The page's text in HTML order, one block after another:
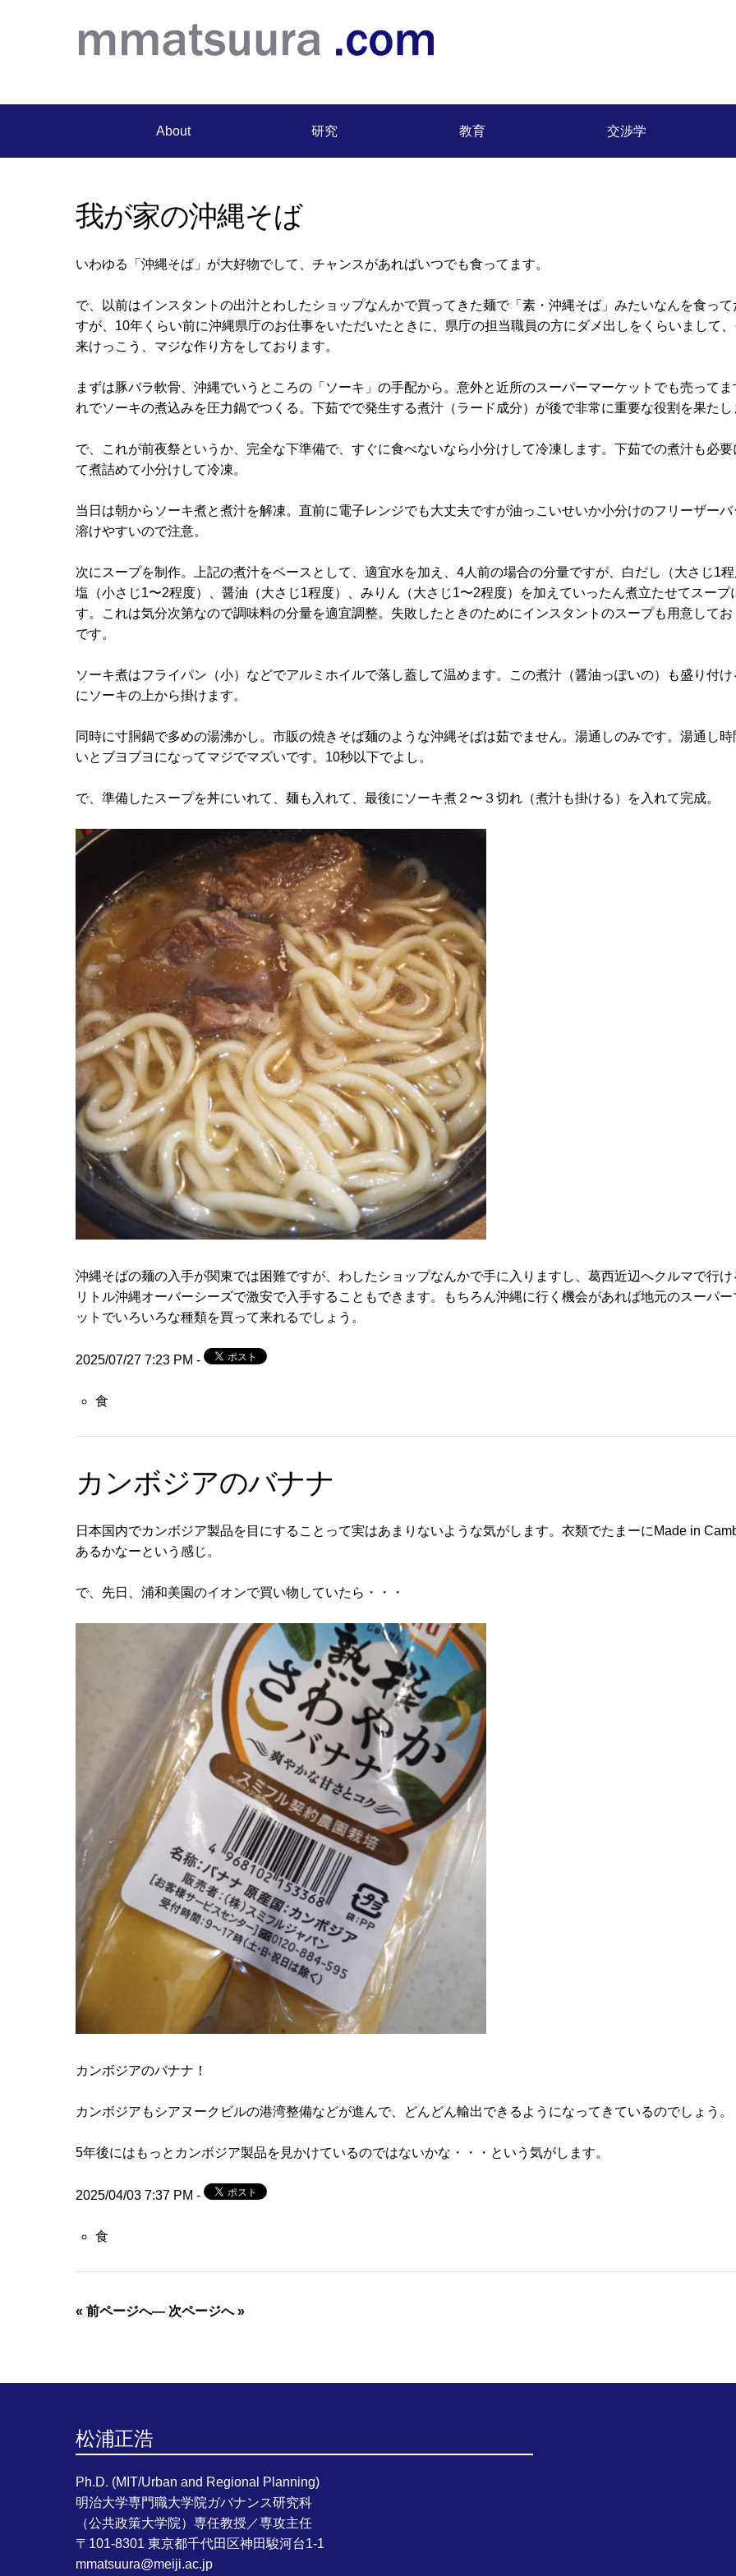
About 研究 教育 交渉学
我が家の沖縄そば
いわゆる「沖縄そば」が大好物でして、チャンスがあればいつでも食ってます。
で、以前はインスタントの出汁と わしたショップなんかで買ってきた麺で「素・沖縄そば」みたいなんを食って
すが、10年くらい前に沖縄県庁のお仕事をいただいたときに、県庁の担当職員の方にダメ出しをくらいまして
来けっこう、マジな作り方をしております。
まずは豚バラ軟骨、沖縄でいうところの「ソーキ」の手配から。意外と近所のスーパーマーケットでも売ってま
れでソーキの煮込みを圧力鍋でつくる。下茹でで発生する煮汁（ラード成分）が後で非常に重要な役割を果たし
で、これが前夜祭というか、完全な下準備で、すぐに食べないなら小分けして冷凍します。下茹での煮汁も必要
て煮詰めて小分けして冷凍。
当日は朝からソーキ煮と煮汁を解凍。直前に電子レンジでも大丈夫ですが油っこいせいか小分けのフリーザーバ
溶けやすいので注意。
次にスープを制作。上記の煮汁をベースとして、適宜水を加え、4人前の場合の分量ですが、白だし（大さじ1
塩（小さじ1〜2程度）、醤油（大さじ1程度）、みりん（大さじ1〜2程度）を加えていったん煮立たせてスープ
す。これは気分次第なので調味料の分量を適宜調整。失敗したときのためにインスタントのスープも用意してお
です。
ソーキ煮はフライパン（小）などでアルミホイルで落し蓋して温めます。この煮汁（醤油っぽいの）も盛り付け
にソーキの上から掛けます。
同時に寸胴鍋で多めの湯沸かし。市販の焼きそば麺のような沖縄そばは茹でません。湯通しのみです。湯通し時
いとブヨブヨになってマジでマズいです。10秒以下でよし。
で、準備したスープを丼にいれて、麺も入れて、最後にソーキ煮２〜３切れ（煮汁も掛ける）を入れて完成。
沖縄そばの麺の入手が関東では困難ですが、わしたショップなんかで手に入りますし、葛西近辺へクルマで行け
リトル沖縄オーバーシーズで激安で入手することもできます。もちろん沖縄に行く機会があれば地元のスーパー
ットでいろいろな種類を買って来れるでしょう。
2025/07/27 7:23 PM -
食
カンボジアのバナナ
日本国内でカンボジア製品を目にすることって実はあまりないような気がします。衣類でたまーにMade in
あるかなーという感じ。
で、先日、浦和美園のイオンで買い物していたら・・・
カンボジアのバナナ！
カンボジアもシアヌークビルの港湾整備などが進んで、どんどん輸出できるようになってきているのでしょう。
5年後にはもっとカンボジア製品を見かけているのではないかな・・・という気がします。
2025/04/03 7:37 PM -
食
« 前ページへ— 次ページへ »
松浦正浩
Ph.D. (MIT/Urban and Regional Planning)
明治大学専門職大学院ガバナンス研究科
（公共政策大学院）専任教授／専攻主任
〒101-8301 東京都千代田区神田駿河台1-1
mmatsuura@meiji.ac.jp